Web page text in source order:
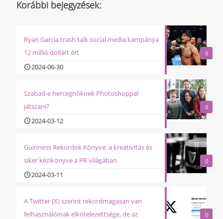
Korábbi bejegyzések:
0
Ryan Garcia trash talk social media kampánya
12 millió dollárt ért
2024-06-30
0
Szabad-e hercegnőknek Photoshoppal
játszani?
2024-03-12
0
Guinness Rekordok Könyve: a kreativitás és
siker kézikönyve a PR világában
2024-03-11
0
A Twitter (X) szerint rekordmagasan van
felhasználóinak elkötelezettsége, de az